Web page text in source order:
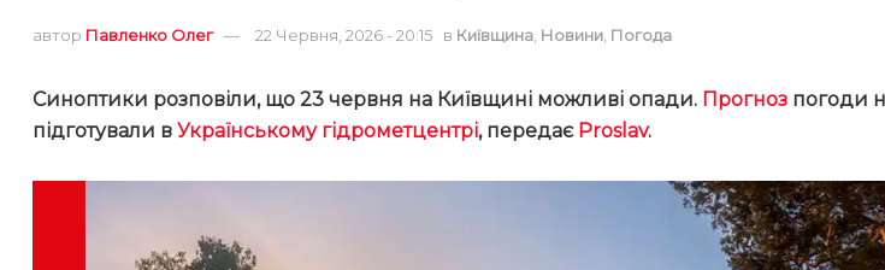
автор Павленко Олег 22 Червня, 2026 - 20:15 в Київщина, Новини, Погода
Синоптики розповіли, що 23 червня на Київщині можливі опади. Прогноз погоди
підготували в Українському гідрометцентрі, передає Proslav.